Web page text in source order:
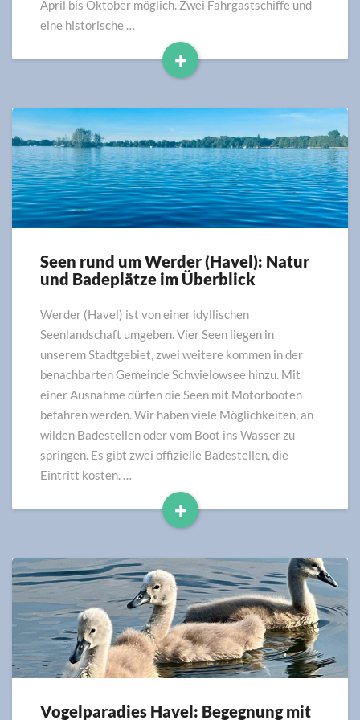
April bis Oktober möglich. Zwei Fahrgastschiffe und
eine historische …
+
Read
Seen
rund
Werder
(Havel):
Badeplätze
im
Überblick
Seen rund um Werder (Havel): Natur
und Badeplätze im Überblick
Werder (Havel) ist von einer idyllischen
Seenlandschaft umgeben. Vier Seen liegen in
unserem Stadtgebiet, zwei weitere kommen in der
benachbarten Gemeinde Schwielowsee hinzu. Mit
einer Ausnahme dürfen die Seen mit Motorbooten
befahren werden. Wir haben viele Möglichkeiten, an
wilden Badestellen oder vom Boot ins Wasser zu
springen. Es gibt zwei offizielle Badestellen, die
Eintritt kosten. …
+
Read
Vogelparadies
Vogelparadies Havel: Begegnung mit